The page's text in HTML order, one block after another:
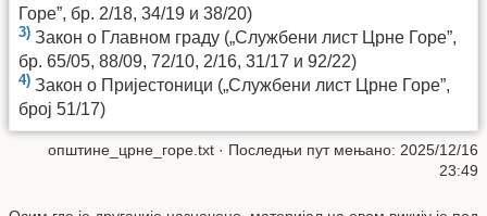
Горе”, бр. 2/18, 34/19 и 38/20)
3) Закон о Главном граду („Службени лист Црне Горе”,
бр. ​​65/05,​​ 88/09,​​ 72/10,​​ 2/16,​​ 31/17​​ и​​ 92/22)
4) Закон о Пријестоници („Службени лист Црне Горе”,
број 51/17)
општине_црне_горе.txt · Последњи пут мењано: 2025/12/16
23:49